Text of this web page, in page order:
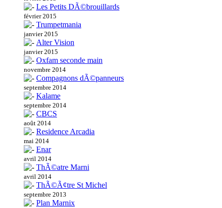
Les Petits DÃ©brouillards
février 2015
Trumpetmania
janvier 2015
Alter Vision
janvier 2015
Oxfam seconde main
novembre 2014
Compagnons dÃ©panneurs
septembre 2014
Kalame
septembre 2014
CBCS
août 2014
Residence Arcadia
mai 2014
Enar
avril 2014
ThÃ©atre Marni
avril 2014
ThÃ©Ã¢tre St Michel
septembre 2013
Plan Marnix